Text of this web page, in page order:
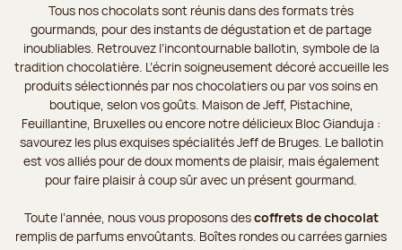
Tous nos chocolats sont réunis dans des formats très
gourmands, pour des instants de dégustation et de partage
inoubliables. Retrouvez l’incontournable ballotin, symbole de la
tradition chocolatière. L’écrin soigneusement décoré accueille les
produits sélectionnés par nos chocolatiers ou par vos soins en
boutique, selon vos goûts. Maison de Jeff, Pistachine,
Feuillantine, Bruxelles ou encore notre délicieux Bloc Gianduja :
savourez les plus exquises spécialités Jeff de Bruges. Le ballotin
est vos alliés pour de doux moments de plaisir, mais également
pour faire plaisir à coup sûr avec un présent gourmand.
Toute l’année, nous vous proposons descoffrets de chocolat
remplis de parfums envoûtants. Boîtes rondes ou carrées garnies